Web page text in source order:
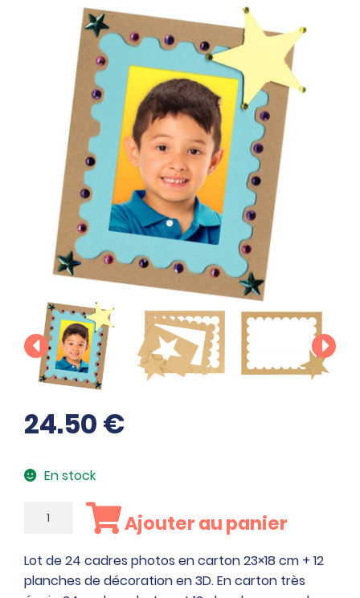
24.50€
En stock
quantité
de
24
Ajouter au panier
Lot de 24 cadres photos en carton 23×18 cm + 12
planches de décoration en 3D. En carton très